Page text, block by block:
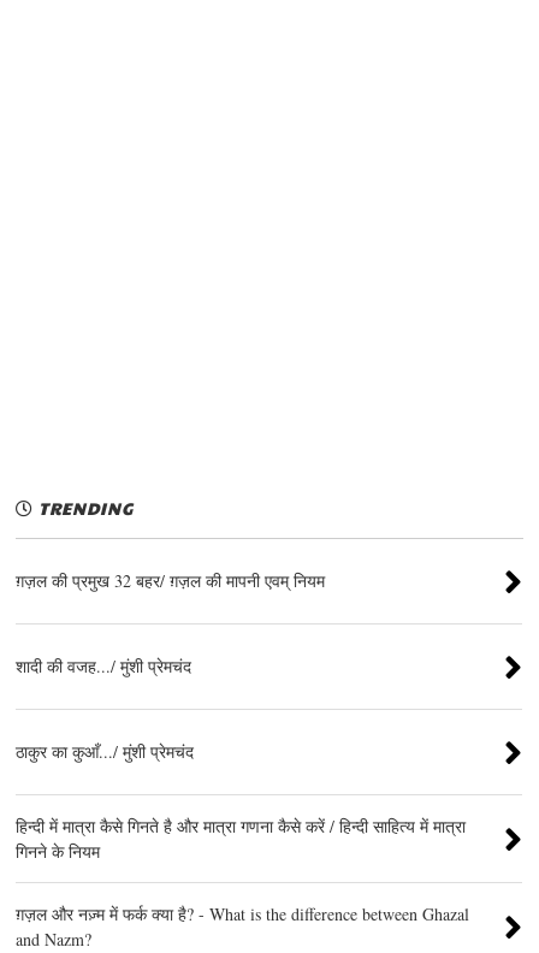
TRENDING
ग़ज़ल की प्रमुख 32 बहर/ ग़ज़ल की मापनी एवम् नियम
शादी की वजह.../ मुंशी प्रेमचंद
ठाकुर का कुआँ.../ मुंशी प्रेमचंद
हिन्दी में मात्रा कैसे गिनते है और मात्रा गणना कैसे करें / हिन्दी साहित्य में मात्रा
गिनने के नियम
ग़ज़ल और नज़्म में फर्क क्या है? - What is the difference between Ghazal
and Nazm?